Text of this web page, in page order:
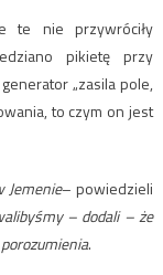
te nie przywróciły
pikietę przy
„zasila pole,
to czym on jest
Jemenie– powiedzieli
– dodali – że
.